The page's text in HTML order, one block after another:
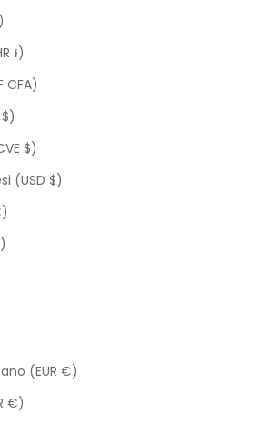
៛)
CFA)
$)
(USD $)
(EUR €)
€)